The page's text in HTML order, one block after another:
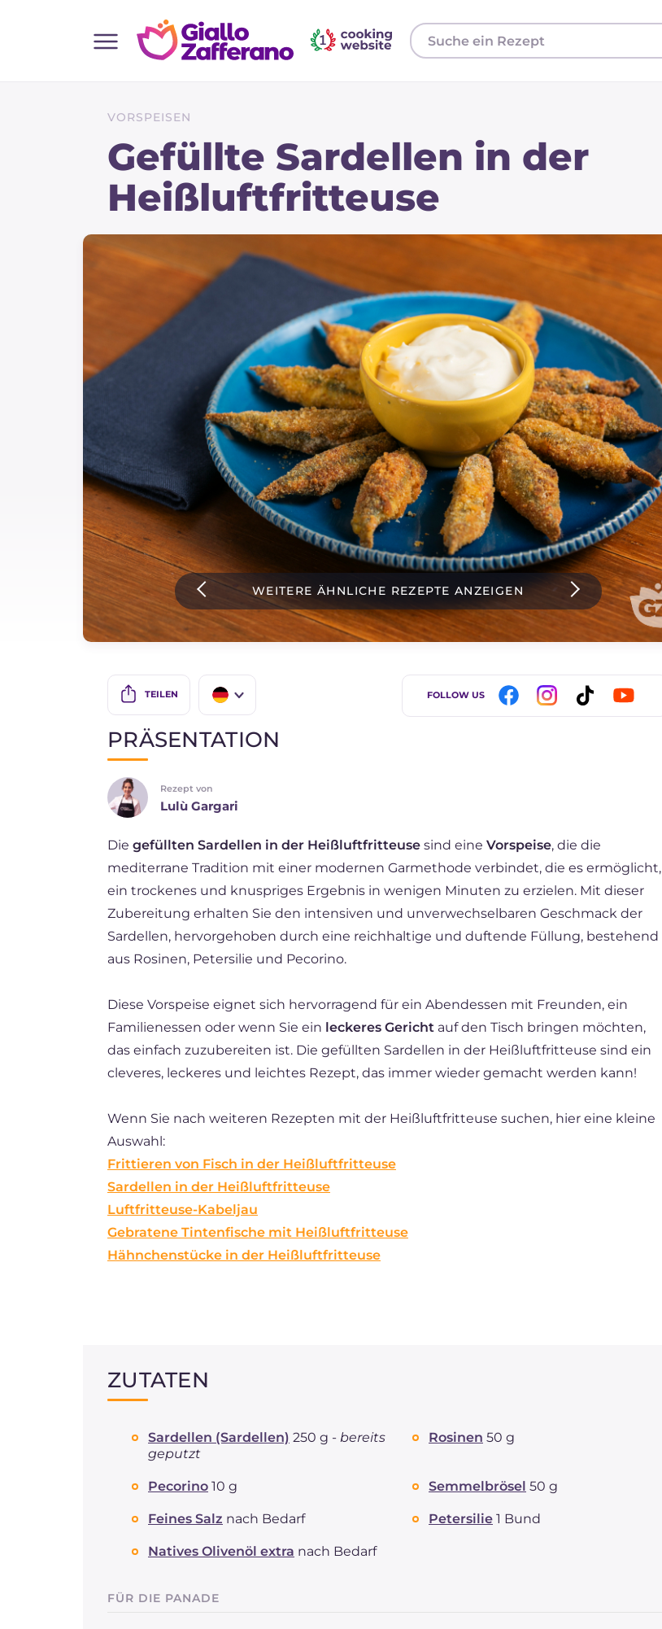
Kuchen und Backwaren
Instagram
YouTube
VORSPEISEN
Gefüllte Sardellen in der
Heißluftfritteuse
WEITERE ÄHNLICHE REZEPTE ANZEIGEN
TEILEN
FR
FOLLOW US
PRÄSENTATION
Rezept von
Lulù Gargari
Die gefüllten Sardellen in der Heißluftfritteuse sind eine Vorspeise, die die
mediterrane Tradition mit einer modernen Garmethode verbindet, die es ermöglicht,
ein trockenes und knuspriges Ergebnis in wenigen Minuten zu erzielen. Mit dieser
Zubereitung erhalten Sie den intensiven und unverwechselbaren Geschmack der
Sardellen, hervorgehoben durch eine reichhaltige und duftende Füllung, bestehend
aus Rosinen, Petersilie und Pecorino.
Diese Vorspeise eignet sich hervorragend für ein Abendessen mit Freunden, ein
Familienessen oder wenn Sie ein leckeres Gericht auf den Tisch bringen möchten,
das einfach zuzubereiten ist. Die gefüllten Sardellen in der Heißluftfritteuse sind ein
cleveres, leckeres und leichtes Rezept, das immer wieder gemacht werden kann!
Wenn Sie nach weiteren Rezepten mit der Heißluftfritteuse suchen, hier eine kleine
Auswahl:
Frittieren von Fisch in der Heißluftfritteuse
Sardellen in der Heißluftfritteuse
Luftfritteuse-Kabeljau
Gebratene Tintenfische mit Heißluftfritteuse
Hähnchenstücke in der Heißluftfritteuse
ZUTATEN
Sardellen (Sardellen) 250 g - bereits
geputzt
Rosinen 50 g
Pecorino 10 g Semmelbrösel 50 g
Feines Salz nach Bedarf Petersilie 1 Bund
Natives Olivenöl extra nach Bedarf
FÜR DIE PANADE